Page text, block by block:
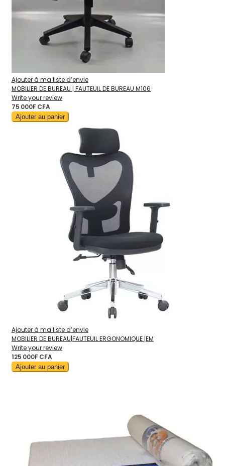
Ajouter à ma liste d’envie
MOBILIER DE BUREAU | FAUTEUIL DE BUREAU M106
Write your review
75 000F CFA
Ajouter au panier
Ajouter à ma liste d’envie
MOBILIER DE BUREAU|FAUTEUIL ERGONOMIQUE |EM
Write your review
125 000F CFA
Ajouter au panier